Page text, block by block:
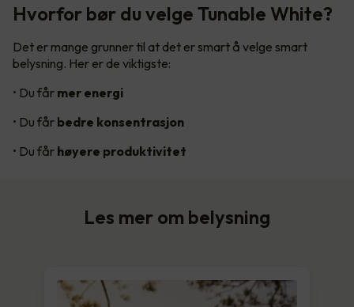
Hvorfor bør du velge Tunable White?
Det er mange grunner til at det er smart å velge smart
belysning. Her er de viktigste:
• Du får mer energi
• Du får bedre konsentrasjon
• Du får høyere produktivitet
Les mer om belysning